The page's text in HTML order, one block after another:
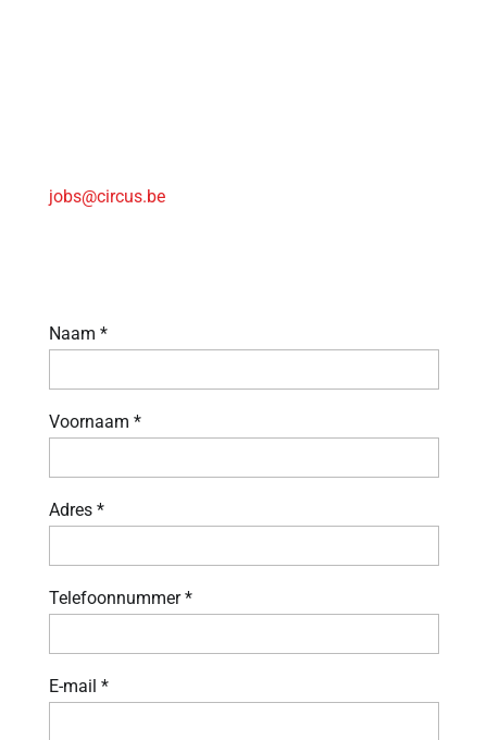
jobs@circus.be
Naam *
Voornaam *
Adres *
Telefoonnummer *
E-mail *